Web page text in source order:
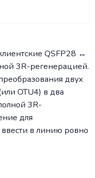
QSFP28 ↔
3R-регенерацией.
двух
OTU4) в два
3R-
для
в линию ровно